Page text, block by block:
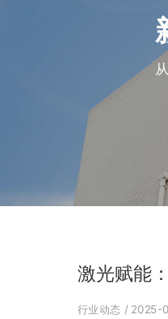
激光赋能
行业动态 / 2025-